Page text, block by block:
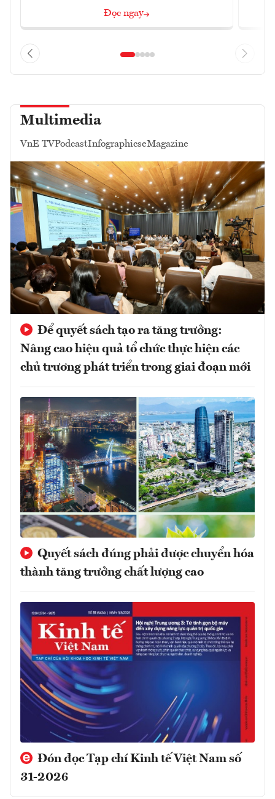
Đọc ngay
Multimedia
VnE TVPodcastInfographicseMagazine
Để quyết sách tạo ra tăng trưởng:
Nâng cao hiệu quả tổ chức thực hiện các
chủ trương phát triển trong giai đoạn mới
Quyết sách đúng phải được chuyển hóa
thành tăng trưởng chất lượng cao
Đón đọc Tạp chí Kinh tế Việt Nam số
31-2026